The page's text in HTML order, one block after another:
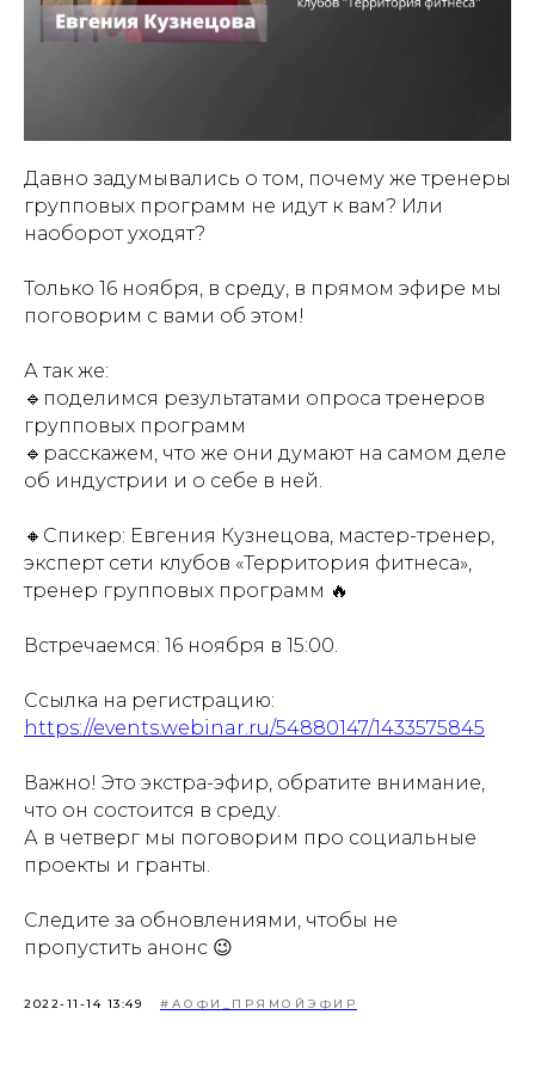
Давно задумывались о том, почему же тренеры
групповых программ не идут к вам? Или
наоборот уходят?
Только 16 ноября, в среду, в прямом эфире мы
поговорим с вами об этом!
А так же:
🔹поделимся результатами опроса тренеров
групповых программ
🔹расскажем, что же они думают на самом деле
об индустрии и о себе в ней.
🔸Спикер: Евгения Кузнецова, мастер-тренер,
эксперт сети клубов «Территория фитнеса»,
тренер групповых программ 🔥
Встречаемся: 16 ноября в 15:00.
Ссылка на регистрацию:
https://events.webinar.ru/54880147/1433575845
Важно! Это экстра-эфир, обратите внимание,
что он состоится в среду.
А в четверг мы поговорим про социальные
проекты и гранты.
Следите за обновлениями, чтобы не
пропустить анонс 😉
2022-11-14 13:49 #АОФИ_ПРЯМОЙЭФИР